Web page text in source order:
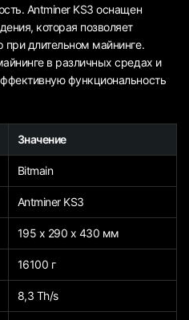
Antminer KS3 оснащен
которая позволяет
при длительном майнинге.
в различных средах и
функциональность
Значение
Bitmain
Antminer KS3
195 х 290 х 430 мм
16100 г
8,3 Th/s